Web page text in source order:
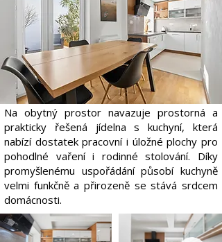
Na obytný prostor navazuje prostorná a
prakticky řešená jídelna s kuchyní, která
nabízí dostatek pracovní i úložné plochy pro
pohodlné vaření i rodinné stolování. Díky
promyšlenému uspořádání působí kuchyně
velmi funkčně a přirozeně se stává srdcem
domácnosti.